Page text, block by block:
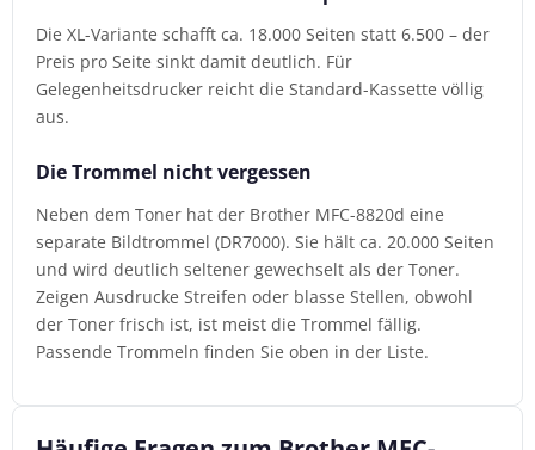
Die XL-Variante schafft ca. 18.000 Seiten statt 6.500 – der
Preis pro Seite sinkt damit deutlich. Für
Gelegenheitsdrucker reicht die Standard-Kassette völlig
aus.
Die Trommel nicht vergessen
Neben dem Toner hat der Brother MFC-8820d eine
separate Bildtrommel (DR7000). Sie hält ca. 20.000 Seiten
und wird deutlich seltener gewechselt als der Toner.
Zeigen Ausdrucke Streifen oder blasse Stellen, obwohl
der Toner frisch ist, ist meist die Trommel fällig.
Passende Trommeln finden Sie oben in der Liste.